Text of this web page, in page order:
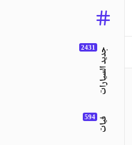
جديد السيارات
فيات